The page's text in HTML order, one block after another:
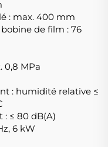
: max. 400 mm
de film : 76
0,8 MPa
: humidité relative ≤
: ≤ 80 dB(A)
6 kW